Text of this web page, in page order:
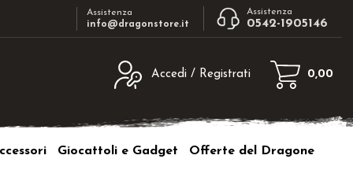
Assistenza
info@dragonstore.it
Assistenza
0542-1905146
Accedi / Registrati
e poi clicca sul
sito clicca sul pulsante "Registrati"
0,00
Giocattoli e Gadget Offerte del Dragone